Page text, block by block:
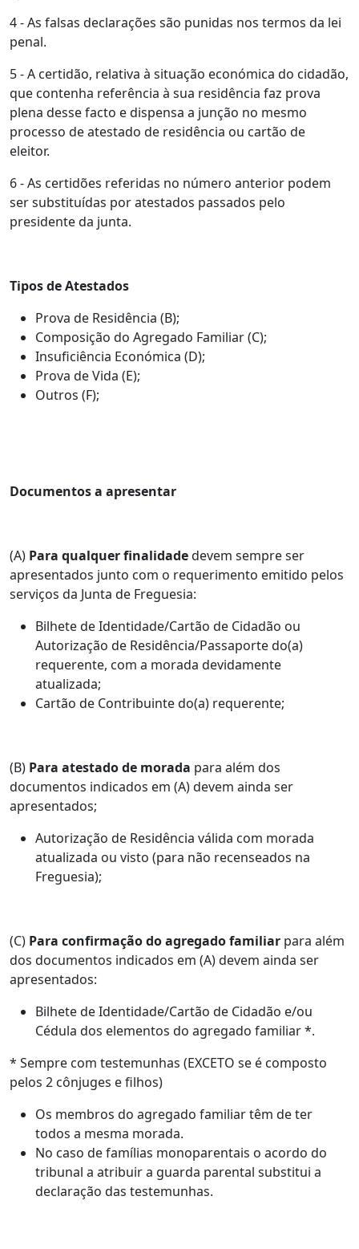
4 - As falsas declarações são punidas nos termos da lei
penal.
5 - A certidão, relativa à situação económica do cidadão,
que contenha referência à sua residência faz prova
plena desse facto e dispensa a junção no mesmo
processo de atestado de residência ou cartão de
eleitor.
6 - As certidões referidas no número anterior podem
ser substituídas por atestados passados pelo
presidente da junta.
Tipos de Atestados
Prova de Residência (B);
Composição do Agregado Familiar (C);
Insuficiência Económica (D);
Prova de Vida (E);
Outros (F);
Documentos a apresentar
(A) Para qualquer finalidadedevem sempre ser
apresentados junto com o requerimento emitido pelos
serviços da Junta de Freguesia:
Bilhete de Identidade/Cartão de Cidadão ou
Autorização de Residência/Passaporte do(a)
requerente, com a morada devidamente
atualizada;
Cartão de Contribuinte do(a) requerente;
(B) Para atestado de morada para além dos
documentos indicados em (A) devem ainda ser
apresentados;
Autorização de Residência válida com morada
atualizada ou visto (para não recenseados na
Freguesia);
(C) Para confirmação do agregado familiar para além
dos documentos indicados em (A) devem ainda ser
apresentados:
Bilhete de Identidade/Cartão de Cidadão e/ou
Cédula dos elementos do agregado familiar *.
* Sempre com testemunhas (EXCETO se é composto
pelos 2 cônjuges e filhos)
Os membros do agregado familiar têm de ter
todos a mesma morada.
No caso de famílias monoparentais o acordo do
tribunal a atribuir a guarda parental substitui a
declaração das testemunhas.